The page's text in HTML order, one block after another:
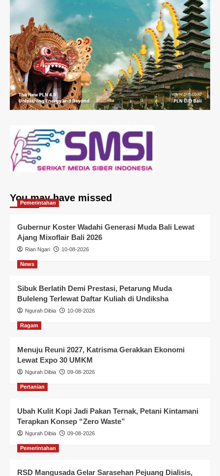
You may have missed
Pemerintahan
Gubernur Koster Wadahi Generasi Muda Bali Lewat
Ajang Mixoflair Bali 2026
Rian Ngari 10-08-2026
News
Sibuk Berlatih Demi Prestasi, Petarung Muda
Buleleng Terlewat Daftar Kuliah di Undiksha
Ngurah Dibia 10-08-2026
Ragam
Menuju Reuni 2027, Katrisma Gerakkan Ekonomi
Lewat Expo 30 UMKM
Ngurah Dibia 09-08-2026
Pertanian
Ubah Kulit Kopi Jadi Pakan Ternak, Petani Kintamani
Terapkan Konsep “Zero Waste”
Ngurah Dibia 09-08-2026
Pemerintahan
RSD Mangusada Gelar Sarasehan Pejuang Dialisis,